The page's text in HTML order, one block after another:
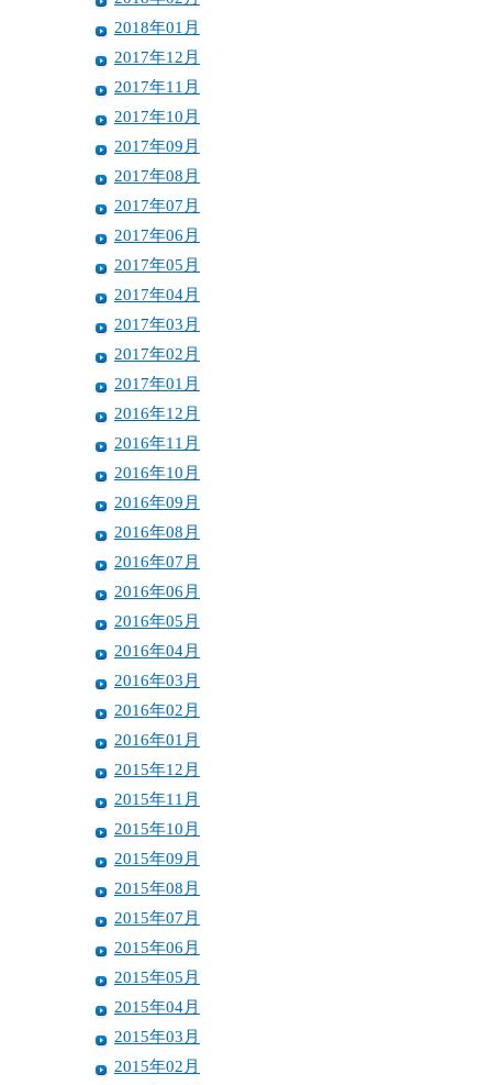
2018年01月
2017年12月
2017年11月
2017年10月
2017年09月
2017年08月
2017年07月
2017年06月
2017年05月
2017年04月
2017年03月
2017年02月
2017年01月
2016年12月
2016年11月
2016年10月
2016年09月
2016年08月
2016年07月
2016年06月
2016年05月
2016年04月
2016年03月
2016年02月
2016年01月
2015年12月
2015年11月
2015年10月
2015年09月
2015年08月
2015年07月
2015年06月
2015年05月
2015年04月
2015年03月
2015年02月